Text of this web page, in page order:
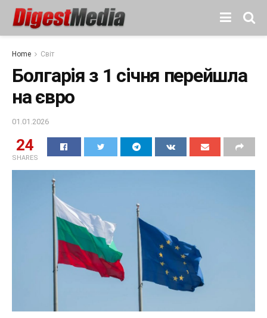
Home Світ
Болгарія з 1 січня перейшла
на євро
01.01.2026
24
SHARES